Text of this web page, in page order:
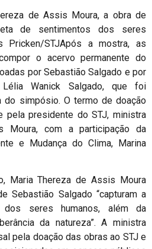
de Assis Moura, a obra de
de sentimentos dos seres
Pricken/STJApós a mostra, as
o acervo permanente do
por Sebastião Salgado e por
Wanick Salgado, que foi
do simpósio. O termo de doação
presidente do STJ, ministra
Moura, com a participação da
e Mudança do Clima, Marina
Maria Thereza de Assis Moura
Sebastião Salgado “capturam a
seres humanos, além da
da natureza”. A ministra
pela doação das obras ao STJ e